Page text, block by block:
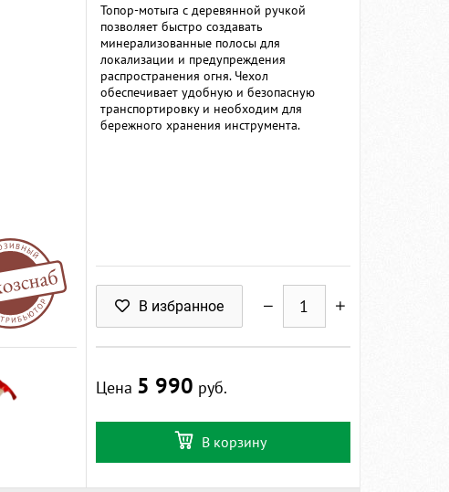
Топор-мотыга с деревянной ручкой
позволяет быстро создавать
минерализованные полосы для
локализации и предупреждения
распространения огня. Чехол
обеспечивает удобную и безопасную
транспортировку и необходим для
бережного хранения инструмента.
В избранное
Цена 5 990 руб.
В корзину